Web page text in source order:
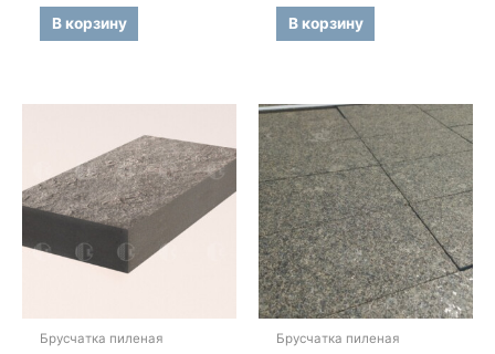
из
В корзину
из
В корзину
Брусчатка пиленая Брусчатка пиленая